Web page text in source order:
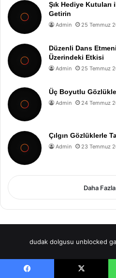
Şık Hediye Kutuları
Getirin
Admin 25 Temmuz
Düzenli Dans
Üzerindeki Etkisi
Admin 25 Temmuz
Üç Boyutlu
Admin 24 Temmuz
Çılgın Gözlüklerle
Admin 23 Temmuz
Daha
dudak dolgusu unblocked